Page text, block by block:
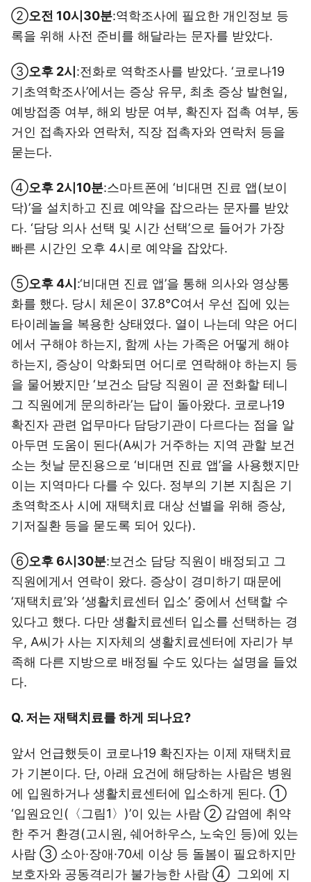
②오전 10시30분:역학조사에 필요한 개인정보 등
록을 위해 사전 준비를 해달라는 문자를 받았다.
③오후 2시 :전화로 역학조사를 받았다. ‘코로나19
기초역학조사’에서는 증상 유무, 최초 증상 발현일,
예방접종 여부, 해외 방문 여부, 확진자 접촉 여부, 동
거인 접촉자와 연락처, 직장 접촉자와 연락처 등을
묻는다.
④오후 2시10분:스마트폰에 ‘비대면 진료 앱(보이
닥)’을 설치하고 진료 예약을 잡으라는 문자를 받았
다. ‘담당 의사 선택 및 시간 선택’으로 들어가 가장
빠른 시간인 오후 4시로 예약을 잡았다.
⑤오후 4시 :‘비대면 진료 앱’을 통해 의사와 영상통
화를 했다. 당시 체온이 37.8℃여서 우선 집에 있는
타이레놀을 복용한 상태였다. 열이 나는데 약은 어디
에서 구해야 하는지, 함께 사는 가족은 어떻게 해야
하는지, 증상이 악화되면 어디로 연락해야 하는지 등
을 물어봤지만 ‘보건소 담당 직원이 곧 전화할 테니
그 직원에게 문의하라’는 답이 돌아왔다. 코로나19
확진자 관련 업무마다 담당기관이 다르다는 점을 알
아두면 도움이 된다(A씨가 거주하는 지역 관할 보건
소는 첫날 문진용으로 ‘비대면 진료 앱’을 사용했지만
이는 지역마다 다를 수 있다. 정부의 기본 지침은 기
초역학조사 시에 재택치료 대상 선별을 위해 증상,
기저질환 등을 묻도록 되어 있다).
⑥오후 6시30분:보건소 담당 직원이 배정되고 그
직원에게서 연락이 왔다. 증상이 경미하기 때문에
‘재택치료’와 ‘생활치료센터 입소’ 중에서 선택할 수
있다고 했다. 다만 생활치료센터 입소를 선택하는 경
우, A씨가 사는 지자체의 생활치료센터에 자리가 부
족해 다른 지방으로 배정될 수도 있다는 설명을 들었
다.
Q. 저는 재택치료를 하게 되나요?
앞서 언급했듯이 코로나19 확진자는 이제 재택치료
가 기본이다. 단, 아래 요건에 해당하는 사람은 병원
에 입원하거나 생활치료센터에 입소하게 된다. ①
‘입원요인(〈그림1〉)’이 있는 사람 ② 감염에 취약
한 주거 환경(고시원, 쉐어하우스, 노숙인 등)에 있는
사람 ③ 소아·장애·70세 이상 등 돌봄이 필요하지만
보호자와 공동격리가 불가능한 사람 ④ 그외에 지